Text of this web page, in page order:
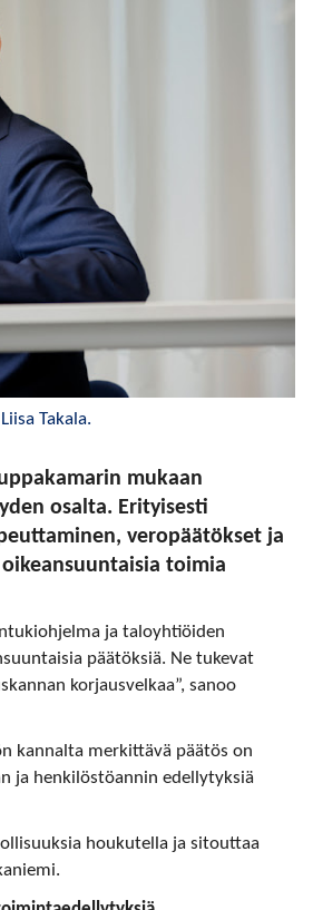
Takala.
mukaan
osalta. Erityisesti
veropäätökset ja
toimia
ja taloyhtiöiden
päätöksiä. Ne tukevat
korjausvelkaa”, sanoo
kannalta merkittävä päätös on
ja henkilöstöannin edellytyksiä
houkutella ja sitouttaa